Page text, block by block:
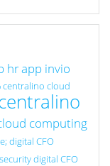
hrapp invio
centralino cloud
computing
digital CFO
digital CFO